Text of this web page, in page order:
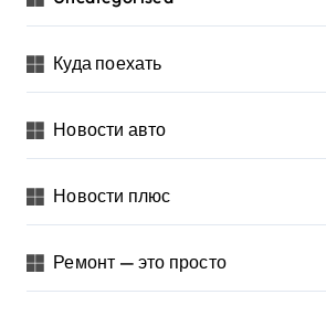
Куда поехать
Новости авто
Новости плюс
Ремонт — это просто